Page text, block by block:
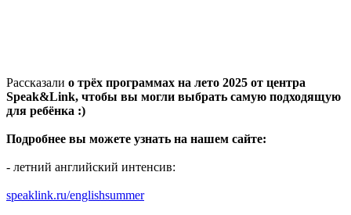
Рассказали о трёх программах на лето 2025 от центра
Speak&Link, чтобы вы могли выбрать самую подходящую
для ребёнка :)
Подробнее вы можете узнать на нашем сайте:
- летний английский интенсив:
speaklink.ru/englishsummer